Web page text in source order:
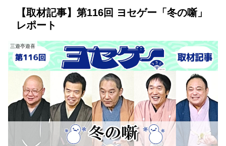
【取材記事】第116回 ヨセゲー「冬の噺」
レポート
三遊亭遊喜